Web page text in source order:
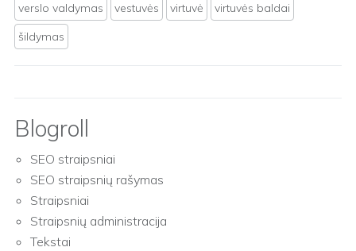
verslo valdymas
vestuvės virtuvė
virtuvės baldai
šildymas
Blogroll
SEO straipsniai
SEO straipsnių rašymas
Straipsniai
Straipsnių administracija
Tekstai